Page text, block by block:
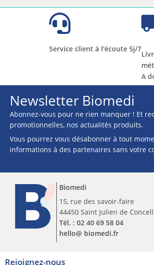
Service client à l'écoute 5j/7
A
Newsletter Biomedi
Abonnez-vous pour ne rien manquer ! Et
promotionnelles, nos actualités produits.
Vous pourrez vous désabonner à tout
informations à des partenaires sans votre
Biomedi
15, rue des savoir-faire
44450 Saint Julien de
Tél. : 02 40 69 58 04
hello@ biomedi.fr
Rejoignez-nous